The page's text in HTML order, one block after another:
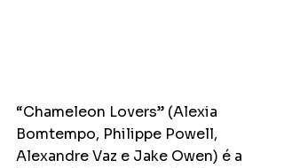
“Chameleon Lovers” (Alexia
Bomtempo, Philippe Powell,
Alexandre Vaz e Jake Owen) é a